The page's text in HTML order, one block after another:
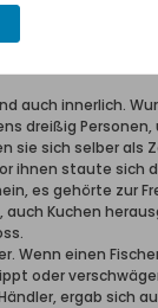
auch innerlich.
dreißig
sich selber als
staute sich
es gehörte zur
Kuchen
einen
oder
ergab sich